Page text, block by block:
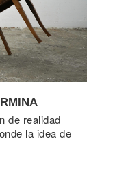
de realidad
la idea de